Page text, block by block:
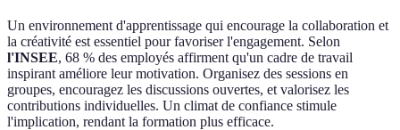
Un environnement d'apprentissage qui encourage la collaboration et
la créativité est essentiel pour favoriser l'engagement. Selon
l'INSEE, 68 % des employés affirment qu'un cadre de travail
inspirant améliore leur motivation. Organisez des sessions en
groupes, encouragez les discussions ouvertes, et valorisez les
contributions individuelles. Un climat de confiance stimule
l'implication, rendant la formation plus efficace.